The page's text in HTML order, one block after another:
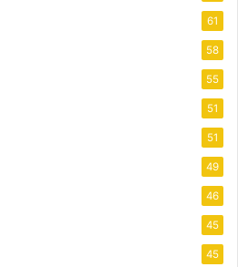
61
58
55
51
51
49
46
45
45